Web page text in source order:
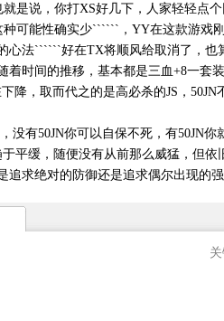
是说，你打XS好几下，人家轻轻点
可能性确实少``````，YY在这款游戏
心法``````好在TX将顺风给取消了，也
着时间的推移，基本都是三血+8一套
降，取而代之的是高必杀的JS，50JN
没有50JN你可以自保不死，有50JN你
平缓，随便没有从前那么威猛，但依
追求绝对的防御还是追求偶尔出现的